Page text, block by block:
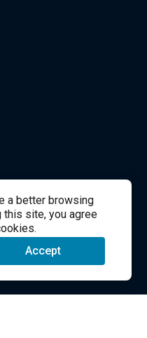
a better browsing
this site, you agree
Accept
Support